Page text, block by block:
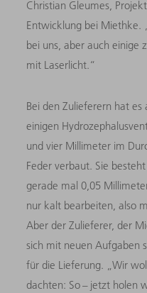
Christian Gleumes,
Entwicklung bei Miethke.
bei uns, aber auch einige
mit Laserlicht.“
Bei den Zulieferern hat
einigen
und vier Millimeter im
Feder verbaut. Sie
gerade mal 0,05
nur kalt bearbeiten, also
Aber der Zulieferer, der
sich mit neuen Aufgaben
für die Lieferung. „Wir
dachten: So – jetzt holen